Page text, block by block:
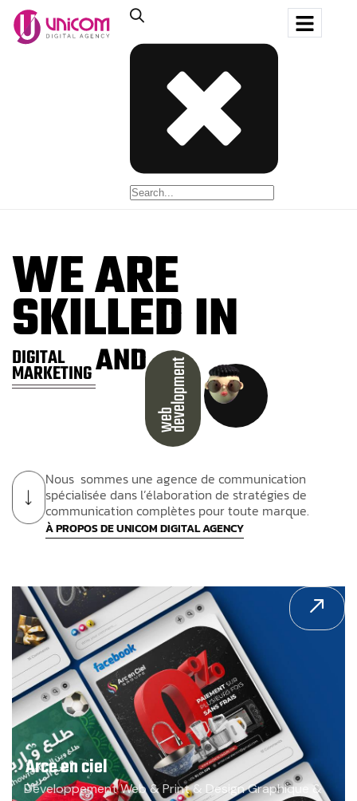
WE ARE
SKILLED IN
DIGITAL
MARKETINGAND
w
e
b
d
e
v
e
l
o
p
m
e
n
t
Nous sommes une agence de communication
spécialisée dans l’élaboration de stratégies de
communication complètes pour toute marque.
À PROPOS DE UNICOM DIGITAL AGENCY
Arce en ciel
Développement Web & Print & Design Graphique &